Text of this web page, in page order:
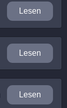
Lesen
Lesen
Lesen